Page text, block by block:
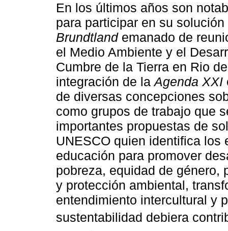
En los últimos años son
para participar en su
Brundtlandemanado de
el Medio Ambiente y el
Cumbre de la Tierra en Rio
integración de laAgenda XXI
de diversas concepciones
como grupos de trabajo que
importantes propuestas de
UNESCO quien identifica los
educación para promover
pobreza, equidad de género,
y protección ambiental,
entendimiento intercultural y
sustentabilidad debiera